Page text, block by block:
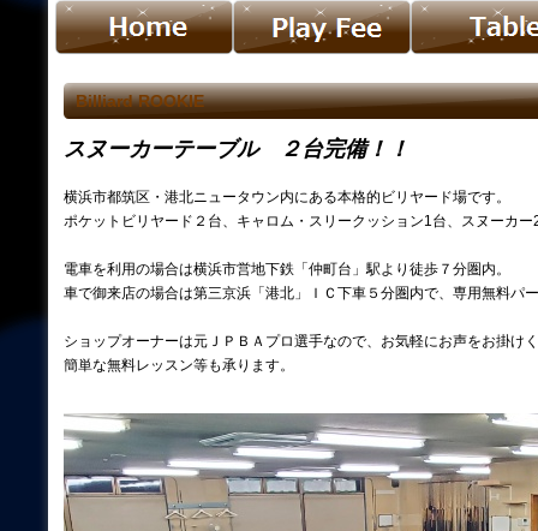
Billiard ROOKIE
スヌーカーテーブル ２台完備！！
横浜市都筑区・港北ニュータウン内にある本格的ビリヤード場です。
ポケットビリヤード２台、キャロム・スリークッション1台、スヌーカ
電車を利用の場合は横浜市営地下鉄「仲町台」駅より徒歩７分圏内。
車で御来店の場合は第三京浜「港北」ＩＣ下車５分圏内で、専用無料パ
ショップオーナーは元ＪＰＢＡプロ選手なので、お気軽にお声をお掛け
簡単な無料レッスン等も承ります。